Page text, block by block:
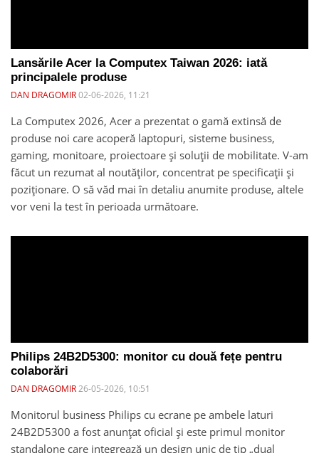
Lansările Acer la Computex Taiwan 2026: iată
principalele produse
DAN DRAGOMIR02-06-2026, 11:21
La Computex 2026, Acer a prezentat o gamă extinsă de
produse noi care acoperă laptopuri, sisteme business,
gaming, monitoare, proiectoare și soluții de mobilitate. V-am
făcut un rezumat al noutăților, concentrat pe specificații și
poziționare. O să văd mai în detaliu anumite produse, altele
vor veni la test în perioada următoare.
Philips 24B2D5300: monitor cu două fețe pentru
colaborări
DAN DRAGOMIR26-05-2026, 10:51
Monitorul business Philips cu ecrane pe ambele laturi
24B2D5300 a fost anunțat oficial și este primul monitor
standalone care integrează un design unic de tip „dual